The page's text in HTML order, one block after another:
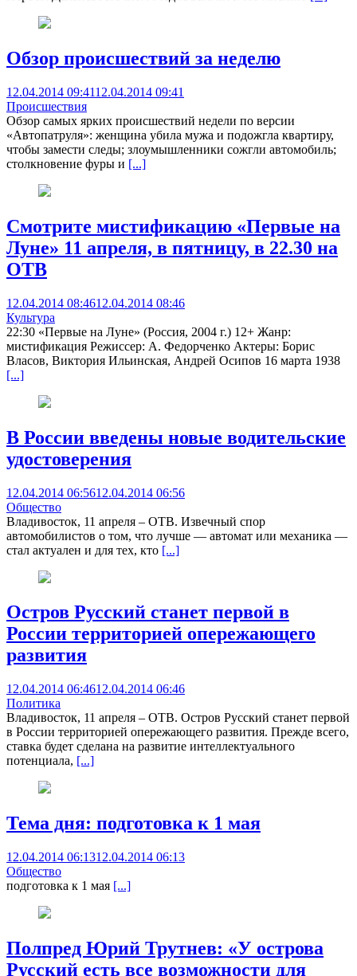
Обзор происшествий за неделю
12.04.2014 09:4112.04.2014 09:41
Происшествия
Обзор самых ярких происшествий недели по версии
«Автопатруля»: женщина убила мужа и подожгла квартиру,
чтобы замести следы; злоумышленники сожгли автомобиль;
столкновение фуры и [...]
Смотрите мистификацию «Первые на
Луне» 11 апреля, в пятницу, в 22.30 на
ОТВ
12.04.2014 08:4612.04.2014 08:46
Культура
22:30 «Первые на Луне» (Россия, 2004 г.) 12+ Жанр:
мистификация Режиссер: А. Федорченко Актеры: Борис
Власов, Виктория Ильинская, Андрей Осипов 16 марта 1938
[...]
В России введены новые водительские
удостоверения
12.04.2014 06:5612.04.2014 06:56
Общество
Владивосток, 11 апреля – ОТВ. Извечный спор
автомобилистов о том, что лучше — автомат или механика —
стал актуален и для тех, кто [...]
Остров Русский станет первой в
России территорией опережающего
развития
12.04.2014 06:4612.04.2014 06:46
Политика
Владивосток, 11 апреля – ОТВ. Остров Русский станет первой
в России территорией опережающего развития. Прежде всего,
ставка будет сделана на развитие интеллектуального
потенциала, [...]
Тема дня: подготовка к 1 мая
12.04.2014 06:1312.04.2014 06:13
Общество
подготовка к 1 мая [...]
Полпред Юрий Трутнев: «У острова
Русский есть все возможности для